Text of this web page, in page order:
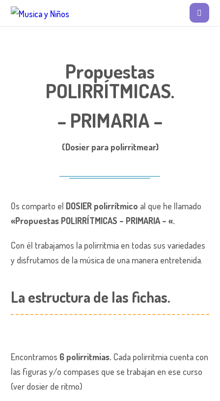
Propuestas
POLIRRÍTMICAS.
– PRIMARIA –
(Dosier para polirritmear)
Os comparto el DOSIER polirrítmico al que he llamado
«Propuestas POLIRRÍTMICAS – PRIMARIA – «.
Con él trabajamos la polirritmia en todas sus variedades
y disfrutamos de la música de una manera entretenida.
La estructura de las fichas.
Encontramos 6 polirritmias. Cada polirritmia cuenta con
las figuras y/o compases que se trabajan en ese curso
(ver dosier de ritmo)